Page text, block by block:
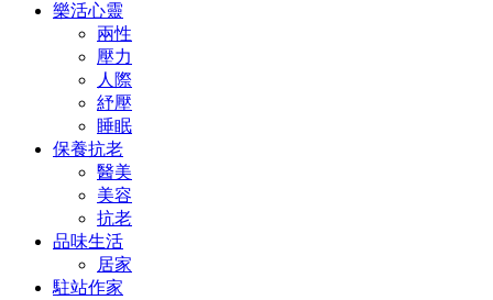
樂活心靈
兩性
壓力
人際
紓壓
睡眠
保養抗老
醫美
美容
抗老
品味生活
居家
駐站作家